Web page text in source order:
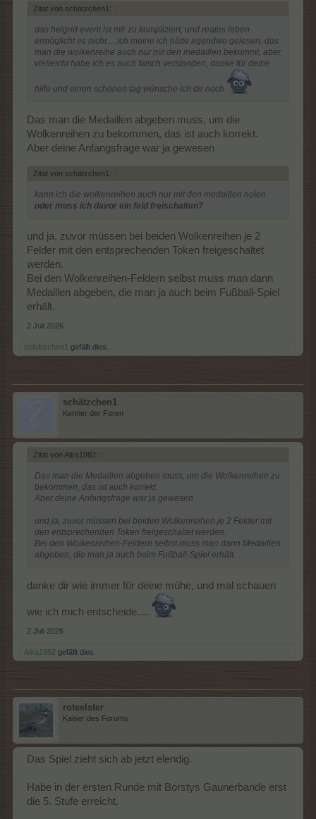
Zitat von schätzchen1: ↑
das helgrid event ist mir zu kompliziert, und reales leben
ermöglicht es nicht.....ich meine ich hätte irgendwo gelesen, das
man die wolkenreihe auch nur mit den medaillen bekommt, aber
vielleicht habe ich es auch falsch verstanden, danke für deine
hilfe und einen schönen tag wünsche ich dir noch
Das man die Medaillen abgeben muss, um die
Wolkenreihen zu bekommen, das ist auch korrekt.
Aber deine Anfangsfrage war ja gewesen
Zitat von schätzchen1: ↑
kann ich die wolkenreihen auch nur mit den medaillen holen
oder muss ich davor ein feld freischalten?
und ja, zuvor müssen bei beiden Wolkenreihen je 2
Felder mit den entsprechenden Token freigeschaltet
werden.
Bei den Wolkenreihen-Feldern selbst muss man dann
Medaillen abgeben, die man ja auch beim Fußball-Spiel
erhält.
2 Juli 2026
schätzchen1 gefällt dies.
schätzchen1
Kenner der Foren
Zitat von Alira1982: ↑
Das man die Medaillen abgeben muss, um die Wolkenreihen zu
bekommen, das ist auch korrekt.
Aber deine Anfangsfrage war ja gewesen
und ja, zuvor müssen bei beiden Wolkenreihen je 2 Felder mit
den entsprechenden Token freigeschaltet werden.
Bei den Wolkenreihen-Feldern selbst muss man dann Medaillen
abgeben, die man ja auch beim Fußball-Spiel erhält.
danke dir wie immer für deine mühe, und mal schauen
wie ich mich entscheide.....
2 Juli 2026
Alira1982 gefällt dies.
roteelster
Kaiser des Forums
Das Spiel zieht sich ab jetzt elendig.
Habe in der ersten Runde mit Borstys Gaunerbande erst
die 5. Stufe erreicht.